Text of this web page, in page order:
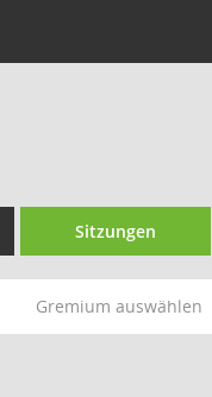
Sitzungen
Gremium auswählen